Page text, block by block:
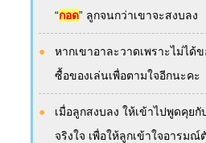
“กอด” ลูกจนกว่าเขาจะสงบลง
หากเขาอาละวาดเพราะไม่ไ
ซื้อของเล่นเพื่อตามใจอีกนะคะ
เมื่อลูกสงบลง ให้เข้าไปพูดคุย
จริงใจ เพื่อให้ลูกเข้าใจอารมณ์